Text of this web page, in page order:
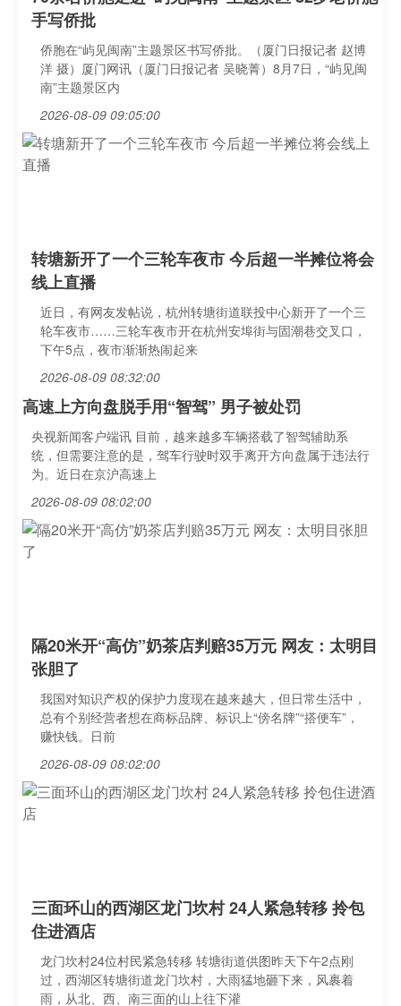
手写侨批
侨胞在“屿见闽南”主题景区书写侨批。（厦门日报记者 赵博
洋 摄）厦门网讯（厦门日报记者 吴晓菁）8月7日，“屿见闽
南”主题景区内
2026-08-09 09:05:00
转塘新开了一个三轮车夜市 今后超一半摊位将会
线上直播
近日，有网友发帖说，杭州转塘街道联投中心新开了一个三
轮车夜市……三轮车夜市开在杭州安埠街与固潮巷交叉口，
下午5点，夜市渐渐热闹起来
2026-08-09 08:32:00
高速上方向盘脱手用“智驾” 男子被处罚
央视新闻客户端讯 目前，越来越多车辆搭载了智驾辅助系
统，但需要注意的是，驾车行驶时双手离开方向盘属于违法行
为。近日在京沪高速上
2026-08-09 08:02:00
隔20米开“高仿”奶茶店判赔35万元 网友：太明目
张胆了
我国对知识产权的保护力度现在越来越大，但日常生活中，
总有个别经营者想在商标品牌、标识上“傍名牌”“搭便车”，
赚快钱。日前
2026-08-09 08:02:00
三面环山的西湖区龙门坎村 24人紧急转移 拎包
住进酒店
龙门坎村24位村民紧急转移 转塘街道供图昨天下午2点刚
过，西湖区转塘街道龙门坎村，大雨猛地砸下来，风裹着
雨，从北、西、南三面的山上往下灌